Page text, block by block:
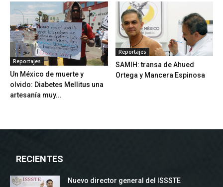
Reportajes
Un México de muerte y
olvido: Diabetes Mellitus una
artesanía muy...
Reportajes
SAMIH: transa de Ahued
Ortega y Mancera Espinosa
RECIENTES
Nuevo director general del ISSSTE